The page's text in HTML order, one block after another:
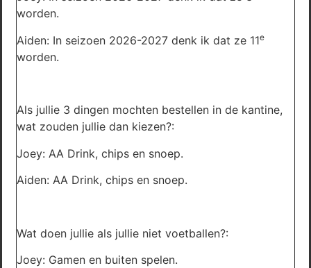
worden.
Aiden: In seizoen 2026-2027 denk ik dat ze 11e
worden.
Als jullie 3 dingen mochten bestellen in de kantine,
wat zouden jullie dan kiezen?:
Joey: AA Drink, chips en snoep.
Aiden: AA Drink, chips en snoep.
Wat doen jullie als jullie niet voetballen?:
Joey: Gamen en buiten spelen.